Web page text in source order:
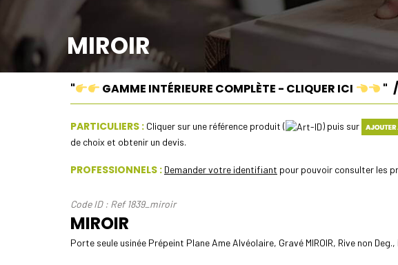
MIROIR
" GAMME INTÉRIEURE COMPLÈTE - CLIQUER ICI "
PARTICULIERS : Cliquer sur une référence produit ( ) puis sur
de choix et obtenir un devis.
PROFESSIONNELS : Demander votre identifiant pour pouvoir consulter les
Code ID : Ref 1839_miroir
MIROIR
Porte seule usinée Prépeint Plane Ame Alvéolaire, Gravé MIROIR, Rive non